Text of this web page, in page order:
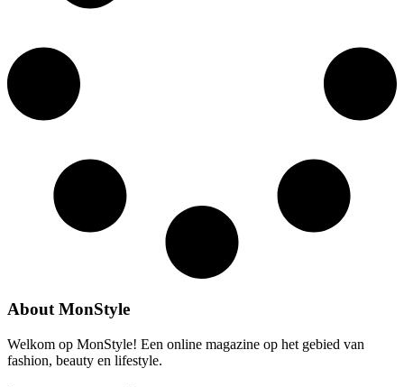
About MonStyle
Welkom op MonStyle! Een online magazine op het gebied van
fashion, beauty en lifestyle.